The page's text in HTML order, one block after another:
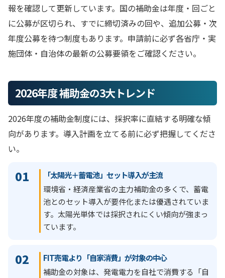
報を確認して更新しています。国の補助金は年度・回ごと
に公募が区切られ、すでに締切済みの回や、追加公募・次
年度公募を待つ制度もあります。申請前に必ず各省庁・実
施団体・自治体の最新の公募要領をご確認ください。
2026年度 補助金の3大トレンド
2026年度の補助金制度には、採択率に直結する明確な傾
向があります。導入計画を立てる前に必ず把握してくださ
い。
01 「太陽光＋蓄電池」セット導入が主流
環境省・経済産業省の主力補助金の多くで、蓄電
池とのセット導入が要件化または優遇されていま
す。太陽光単体では採択されにくい傾向が強まっ
ています。
02 FIT売電より「自家消費」が対象の中心
補助金の対象は、発電電力を自社で消費する「自